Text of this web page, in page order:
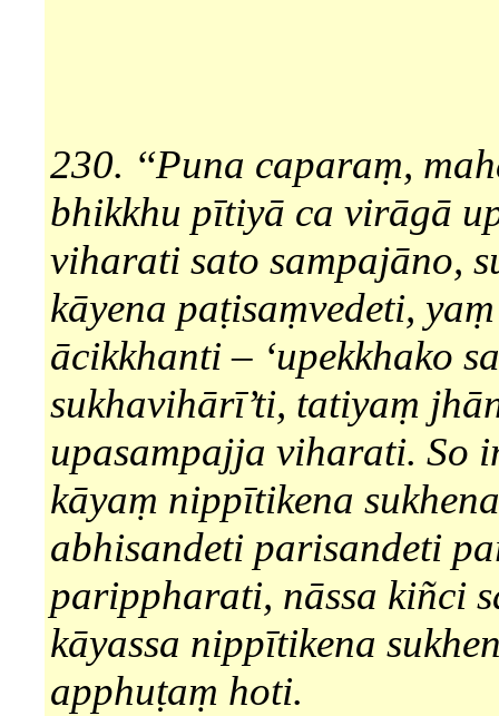
230. ‘‘Puna caparaṃ,
bhikkhu pītiyā ca virāgā
viharati sato sampajāno,
kāyena paṭisaṃvedeti,
ācikkhanti – ‘upekkhako
sukhavihārī’ti, tatiyaṃ
upasampajja viharati. So
kāyaṃ nippītikena sukhena
abhisandeti parisandeti
parippharati, nāssa kiñci
kāyassa nippītikena
apphuṭaṃ hoti.